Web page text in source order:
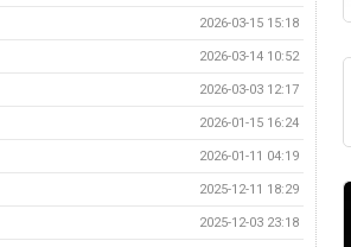
2026-03-15 15:18
2026-03-14 10:52
2026-03-03 12:17
2026-01-15 16:24
2026-01-11 04:19
2025-12-11 18:29
2025-12-03 23:18